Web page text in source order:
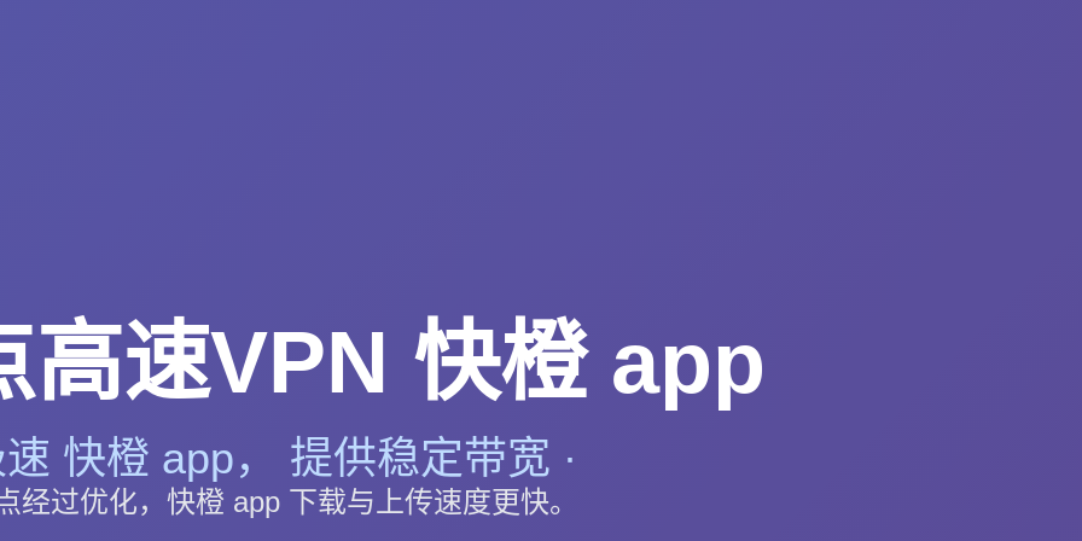
高速VPN 快橙 app
快橙 app， 提供稳定带宽 ·
经过优化，快橙 app 下载与上传速度更快。